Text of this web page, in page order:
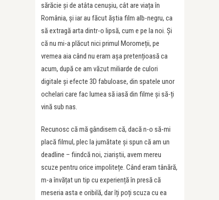
sărăcie și de atâta cenușiu, cât are viața în
România, și iar au făcut ăștia film alb-negru, ca
să extragă arta dintr-o lipsă, cum e pe la noi. Și
că nu mi-a plăcut nici primul Moromeții, pe
vremea aia când nu eram așa pretențioasă ca
acum, după ce am văzut miliarde de culori
digitale și efecte 3D fabuloase, din spatele unor
ochelari care fac lumea să iasă din filme și să-ți
vină sub nas.
Recunosc că mă gândisem că, dacă n-o să-mi
placă filmul, plec la jumătate și spun că am un
deadline – fiindcă noi, ziariștii, avem mereu
scuze pentru orice impolitețe. Când eram tânără,
m-a învățat un tip cu experiență în presă că
meseria asta e oribilă, dar îți poți scuza cu ea